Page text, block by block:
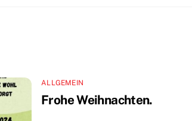
ALLGEMEIN
Frohe Weihnachten.